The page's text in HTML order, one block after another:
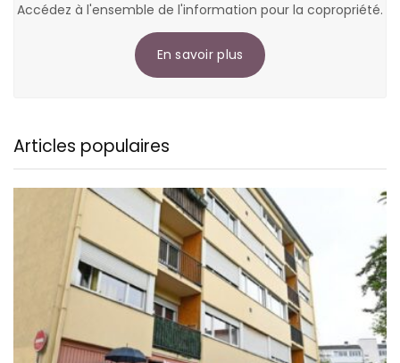
Accédez à l'ensemble de l'information pour la copropriété.
En savoir plus
Articles populaires